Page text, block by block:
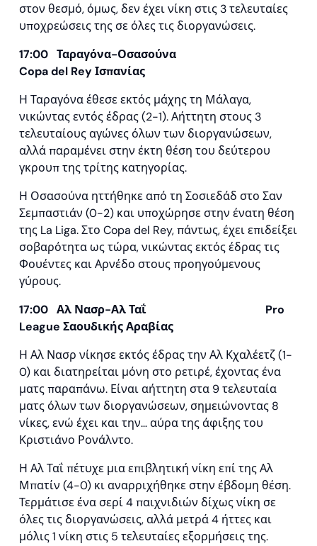
στον θεσμό, όμως, δεν έχει νίκη στις 3 τελευταίες
υποχρεώσεις της σε όλες τις διοργανώσεις.
17:00 Ταραγόνα-Οσασούνα
Copadel ReyΙσπανίας
Η Ταραγόνα έθεσε εκτός μάχης τη Μάλαγα,
νικώντας εντός έδρας (2-1). Αήττητη στους 3
τελευταίους αγώνες όλων των διοργανώσεων,
αλλά παραμένει στην έκτη θέση του δεύτερου
γκρουπ της τρίτης κατηγορίας.
Η Οσασούνα ηττήθηκε από τη Σοσιεδάδ στο Σαν
Σεμπαστιάν (0-2) και υποχώρησε στην ένατη θέση
της La Liga. Στο Copa del Rey, πάντως, έχει επιδείξει
σοβαρότητα ως τώρα, νικώντας εκτός έδρας τις
Φουέντες και Αρνέδο στους προηγούμενους
γύρους.
17:00 Αλ Νασρ-Αλ Ταΐ Pro
League Σαουδικής Αραβίας
Η Αλ Νασρ νίκησε εκτός έδρας την Αλ Κχαλέετζ (1-
0) και διατηρείται μόνη στο ρετιρέ, έχοντας ένα
ματς παραπάνω. Είναι αήττητη στα 9 τελευταία
ματς όλων των διοργανώσεων, σημειώνοντας 8
νίκες, ενώ έχει και την… αύρα της άφιξης του
Κριστιάνο Ρονάλντο.
Η Αλ Ταΐ πέτυχε μια επιβλητική νίκη επί της Αλ
Μπατίν (4-0) κι αναρριχήθηκε στην έβδομη θέση.
Τερμάτισε ένα σερί 4 παιχνιδιών δίχως νίκη σε
όλες τις διοργανώσεις, αλλά μετρά 4 ήττες και
μόλις 1 νίκη στις 5 τελευταίες εξορμήσεις της.